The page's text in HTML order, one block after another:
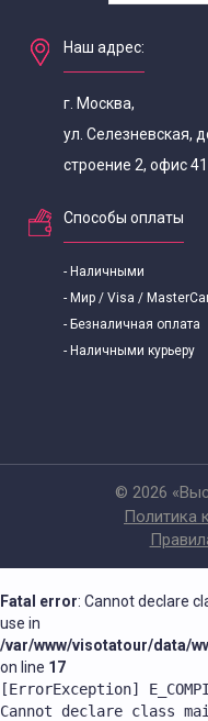
Экскурсии по
Историко-
Места
Экскурсии по
Обзорные
Наш адрес:
г. Москва,
ул. Селезневская,
строение 2, офис
Способы оплаты
- Наличными
- Мир / Visa /
- Безналичная оплата
- Наличными курьеру
© 2026
Политика
Fatal error: Cannot declare
use in
/var/www/visotatour/data/
on line 17
[ErrorException]
Cannot declare class